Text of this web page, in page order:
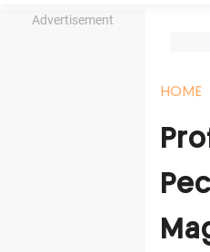
Advertisement
HOME